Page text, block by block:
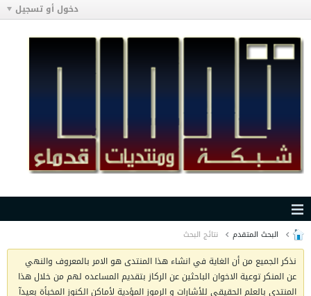
دخول أو تسجيل
البحث المتقدم نتائج البحث
نذكر الجميع من أن الغاية في انشاء هذا المنتدى هو الامر بالمعروف والنهي
عن المنكر توعية الاخوان الباحثين عن الركاز بتقديم المساعده لهم من خلال هذا
المنتدى بالعلم الحقيقي للأشارات و الرموز المؤدية لأماكن الكنوز المخبأة بعيدآ